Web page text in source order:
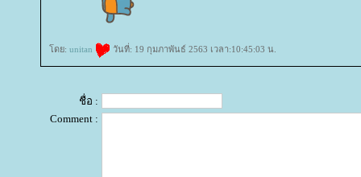
ดย: unitan วันที่: 19 กุมภาพันธ์ 2563 เวลา:10:45:03 น.
ชื่อ :
Comment :